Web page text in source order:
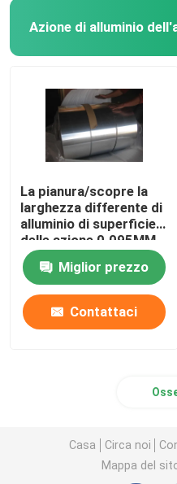
Azione di alluminio
La pianura/scopre la
larghezza differente di
alluminio di superficie
delle azione 0.095MM
dell'aletta
Miglior prezzo
Contattaci
Casa Circa noi
Mappa del